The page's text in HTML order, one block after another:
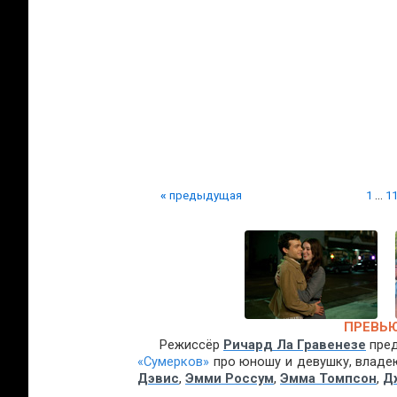
« предыдущая 1 ... 11
Режиссёр Ричард Ла Гравенезе
«Сумерков» про юношу и девушку,
Дэвис, Эмми Россум, Эмма Томпсон,